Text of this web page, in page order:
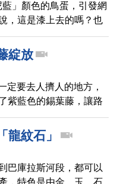
」顏色的鳥蛋，引發網
，這是漆上去的嗎？也
」，不過，專家認為，
綻放
定要去人擠人的地方，
紫藍色的錫葉藤，讓路
紋石」
巴庫拉斯河段，都可以